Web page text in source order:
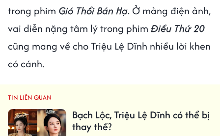
trong phim Gió Thổi Bán Hạ. Ở mảng điện ảnh,
vai diễn nặng tâm lý trong phim Điều Thứ 20
cũng mang về cho Triệu Lệ Dĩnh nhiều lời khen
có cánh.
TIN LIÊN QUAN
Bạch Lộc, Triệu Lệ Dĩnh có thể bị
thay thế?